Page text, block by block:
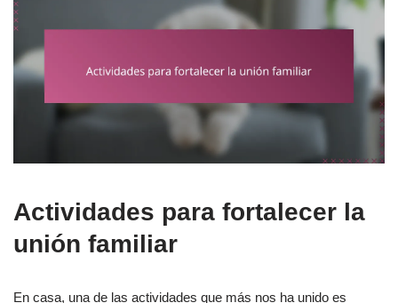
Actividades para fortalecer la
unión familiar
En casa, una de las actividades que más nos ha unido es